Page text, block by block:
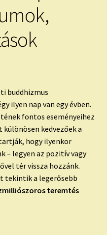
buddhizmus
ilyen nap van egy évben.
fontos eseményeihez
kedvezőek a
hogy ilyenkor
– legyen az pozitív vagy
tér vissza hozzánk.
tekintik a legerősebb
teremtés